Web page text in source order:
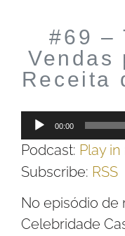
#69 –
Vendas
Receita
Tocador
de
áudio
00:00
Podcast: Play
Subscribe: RSS
No episódio
Celebridade